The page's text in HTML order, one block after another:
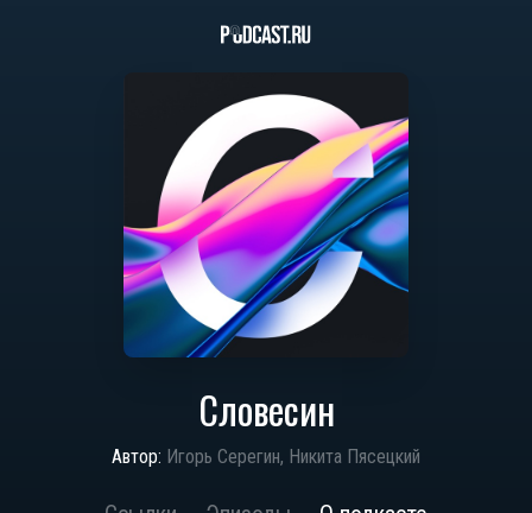
Словесин
Автор: Игорь Серегин, Никита Пясецкий